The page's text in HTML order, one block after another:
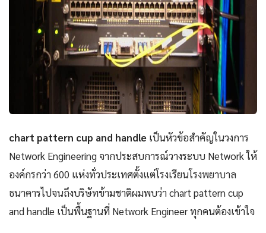
chart pattern cup and handle เป็นหัวข้อสำคัญในวงการ
Network Engineering จากประสบการณ์วางระบบ Network ให้
องค์กรกว่า 600 แห่งทั่วประเทศตั้งแต่โรงเรียนโรงพยาบาล
ธนาคารไปจนถึงบริษัทข้ามชาติผมพบว่า chart pattern cup
and handle เป็นพื้นฐานที่ Network Engineer ทุกคนต้องเข้าใจ